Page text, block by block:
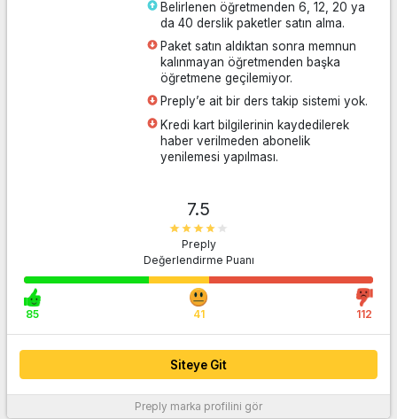
görsel profesyonel materyellerle platformlarını
Telefon, WhatsApp ve canlı chat sistemi üzerinden 7/24
destek veren müşteri hizmetleri sayesinde problemlerinizi
kolayca çözüme kavuşturuyorlar.
Daha fazla bilgi
Belirlenen öğretmenden 6, 12, 20 ya
da 40 derslik paketler satın alma.
Paket satın aldıktan sonra memnun
kalınmayan öğretmenden başka
öğretmene geçilemiyor.
Preply’e ait bir ders takip sistemi yok.
Kredi kart bilgilerinin kaydedilerek
haber verilmeden abonelik
yenilemesi yapılması.
7.5
Preply
Değerlendirme Puanı
85 41 112
Siteye Git
Preply marka profilini gör